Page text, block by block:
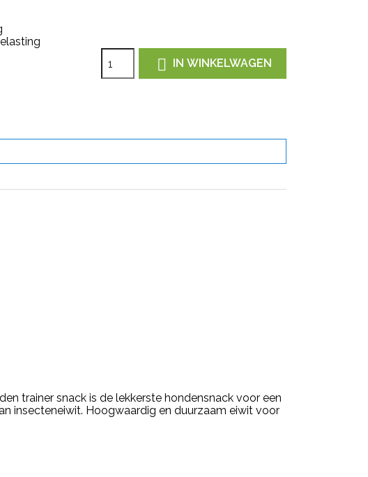
 IN WINKELWAGEN
trainer snack is de lekkerste hondensnack voor een
insecteneiwit. Hoogwaardig en duurzaam eiwit voor